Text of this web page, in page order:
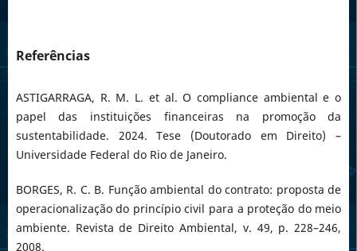
Referências
ASTIGARRAGA, R. M. L. et al. O compliance ambiental e o
papel das instituições financeiras na promoção da
sustentabilidade. 2024. Tese (Doutorado em Direito) –
Universidade Federal do Rio de Janeiro.
BORGES, R. C. B. Função ambiental do contrato: proposta de
operacionalização do princípio civil para a proteção do meio
ambiente. Revista de Direito Ambiental, v. 49, p. 228–246,
2008.